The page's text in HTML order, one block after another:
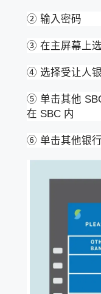
② 输入密码
③ 在主屏幕上
④ 选择受让人
⑤ 单击其他
在 SBC 内
⑥ 单击其他银